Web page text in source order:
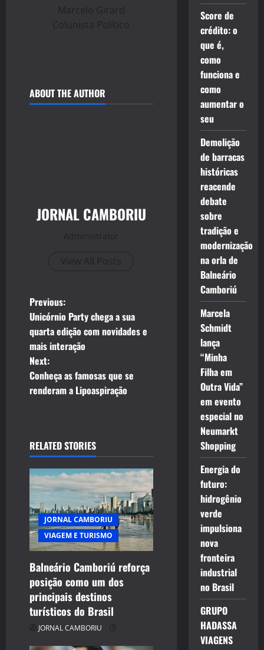
Marcelo Girard
Colunista Político
ABOUT THE AUTHOR
JORNAL CAMBORIU
Administrator
View All Posts
P
o
s
t
v
i
g
a
t
i
o
n
Previous:
Unicórnio Party chega a sua
quarta edição com novidades e
mais interação
Next:
Conheça as famosas que se
renderam a Lipoaspiração
RELATED STORIES
JORNAL CAMBORIU
VIAGEM E TURISMO
Balneário Camboriú reforça
posição como um dos
principais destinos
turísticos do Brasil
JORNAL CAMBORIU
Score de
crédito: o
que é,
como
funciona e
como
aumentar o
seu
Demolição
de barracas
históricas
reacende
debate
sobre
tradição e
modernização
na orla de
Balneário
Camboriú
Marcela
Schmidt
lança
“Minha
Filha em
Outra Vida”
em evento
especial no
Neumarkt
Shopping
Energia do
futuro:
hidrogênio
verde
impulsiona
nova
fronteira
industrial
no Brasil
GRUPO
HADASSA
VIAGENS